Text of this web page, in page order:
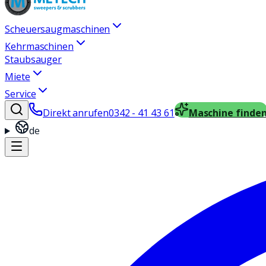
Scheuersaugmaschinen
Kehrmaschinen
Staubsauger
Miete
Service
Direkt anrufen0342 - 41 43 61
Maschine
de